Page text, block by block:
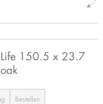
Life 150.5 x 23.7
Bestellen